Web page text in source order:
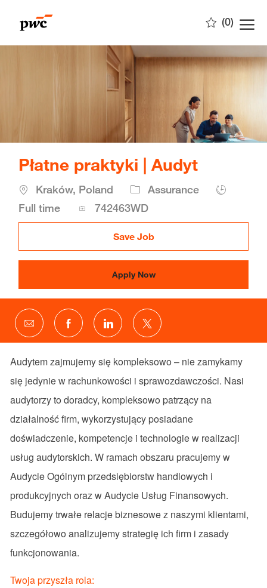
(0)
Płatne praktyki | Audyt
Location
Kraków, Poland
Assurance
Full time
Job
Id
742463WD
Save Job
Apply Now
Share
via
Share
via
Share
via
Share
via
Audytem zajmujemy się kompleksowo – nie zamykamy
się jedynie w rachunkowości i sprawozdawczości. Nasi
audytorzy to doradcy, kompleksowo patrzący na
działalność firm, wykorzystujący posiadane
doświadczenie, kompetencje i technologie w realizacji
usług audytorskich. W ramach obszaru pracujemy w
Audycie Ogólnym przedsiębiorstw handlowych i
produkcyjnych oraz w Audycie Usług Finansowych.
Budujemy trwałe relacje biznesowe z naszymi klientami,
szczegółowo analizujemy strategię ich firm i zasady
funkcjonowania.
Twoja przyszła rola: